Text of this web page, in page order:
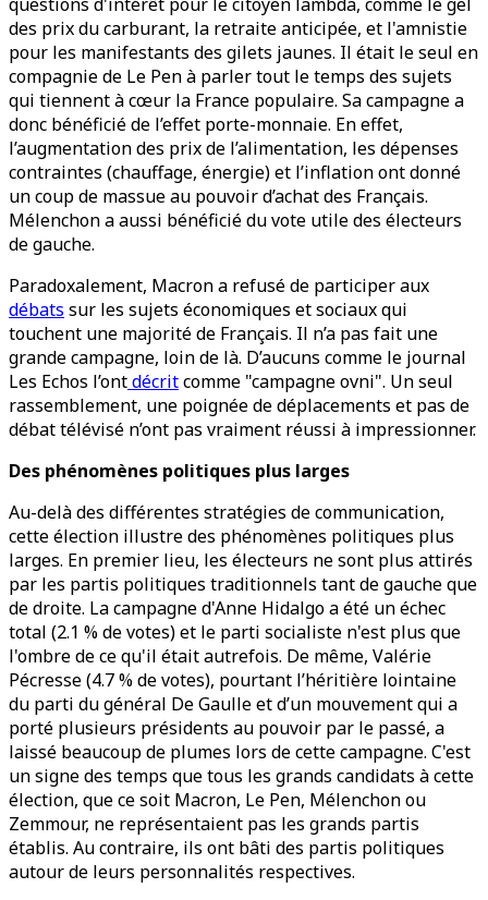
des prix du carburant, la retraite anticipée, et l'amnistie
pour les manifestants des gilets jaunes. Il était le seul en
compagnie de Le Pen à parler tout le temps des sujets
qui tiennent à cœur la France populaire. Sa campagne a
donc bénéficié de l’effet porte-monnaie. En effet,
l’augmentation des prix de l’alimentation, les dépenses
contraintes (chauffage, énergie) et l’inflation ont donné
un coup de massue au pouvoir d’achat des Français.
Mélenchon a aussi bénéficié du vote utile des électeurs
de gauche.
Paradoxalement, Macron a refusé de participer aux
débats sur les sujets économiques et sociaux qui
touchent une majorité de Français. Il n’a pas fait une
grande campagne, loin de là. D’aucuns comme le journal
Les Echos l’ontdécritcomme "campagne ovni". Un seul
rassemblement, une poignée de déplacements et pas de
débat télévisé n’ont pas vraiment réussi à impressionner.
Des phénomènes politiques plus larges
Au-delà des différentes stratégies de communication,
cette élection illustre des phénomènes politiques plus
larges. En premier lieu, les électeurs ne sont plus attirés
par les partis politiques traditionnels tant de gauche que
de droite. La campagne d'Anne Hidalgo a été un échec
total (2.1 % de votes) et le parti socialiste n'est plus que
l'ombre de ce qu'il était autrefois. De même, Valérie
Pécresse (4.7 % de votes), pourtant l’héritière lointaine
du parti du général De Gaulle et d’un mouvement qui a
porté plusieurs présidents au pouvoir par le passé, a
laissé beaucoup de plumes lors de cette campagne. C'est
un signe des temps que tous les grands candidats à cette
élection, que ce soit Macron, Le Pen, Mélenchon ou
Zemmour, ne représentaient pas les grands partis
établis. Au contraire, ils ont bâti des partis politiques
autour de leurs personnalités respectives.